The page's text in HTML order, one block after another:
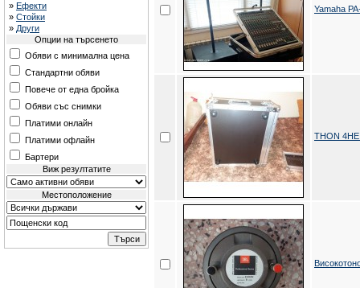
» Ефекти
» Стойки
» Други
Опции на търсенето
Обяви с минимална цена
Стандартни обяви
Повече от една бройка
Обяви със снимки
Платими онлайн
Платими офлайн
Бартери
Виж резултатите
Местоположение
Yamaha
THON